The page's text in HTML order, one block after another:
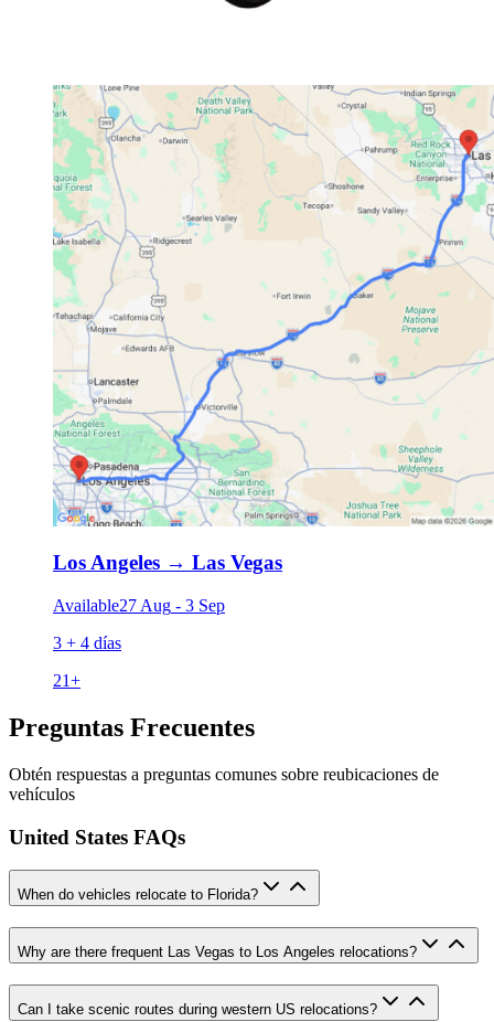
Los Angeles → Las Vegas
Available27 Aug - 3 Sep
3 + 4 días
21+
Preguntas Frecuentes
Obtén respuestas a preguntas comunes sobre reubicaciones de
vehículos
United States FAQs
When do vehicles relocate to Florida?
Why are there frequent Las Vegas to Los Angeles relocations?
Can I take scenic routes during western US relocations?